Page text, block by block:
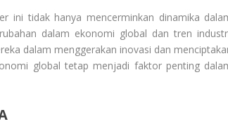
ini tidak hanya mencerminkan dinamika
dalam ekonomi global dan tren
dalam menggerakan inovasi dan
global tetap menjadi faktor penting